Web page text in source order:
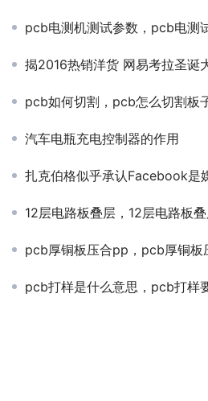
pcb电测机测试参数，pcb电测
揭2016热销洋货 网易考拉圣诞
pcb如何切割，pcb怎么切割板
汽车电瓶充电控制器的作用
扎克伯格似乎承认Facebook是
12层电路板叠层，12层电路板
pcb厚铜板压合pp，pcb厚铜板
pcb打样是什么意思，pcb打样